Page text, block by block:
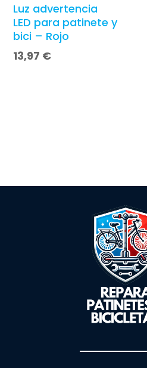
Luz advertencia
LED para patinete y
bici – Rojo
13,97 €